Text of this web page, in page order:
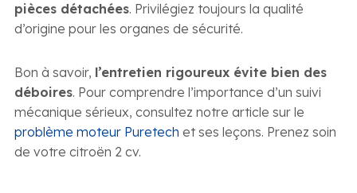
pièces détachées. Privilégiez toujours la qualité
d’origine pour les organes de sécurité.
Bon à savoir, l’entretien rigoureux évite bien des
déboires. Pour comprendre l’importance d’un suivi
mécanique sérieux, consultez notre article sur le
problème moteur Puretech et ses leçons. Prenez soin
de votre citroën 2 cv.